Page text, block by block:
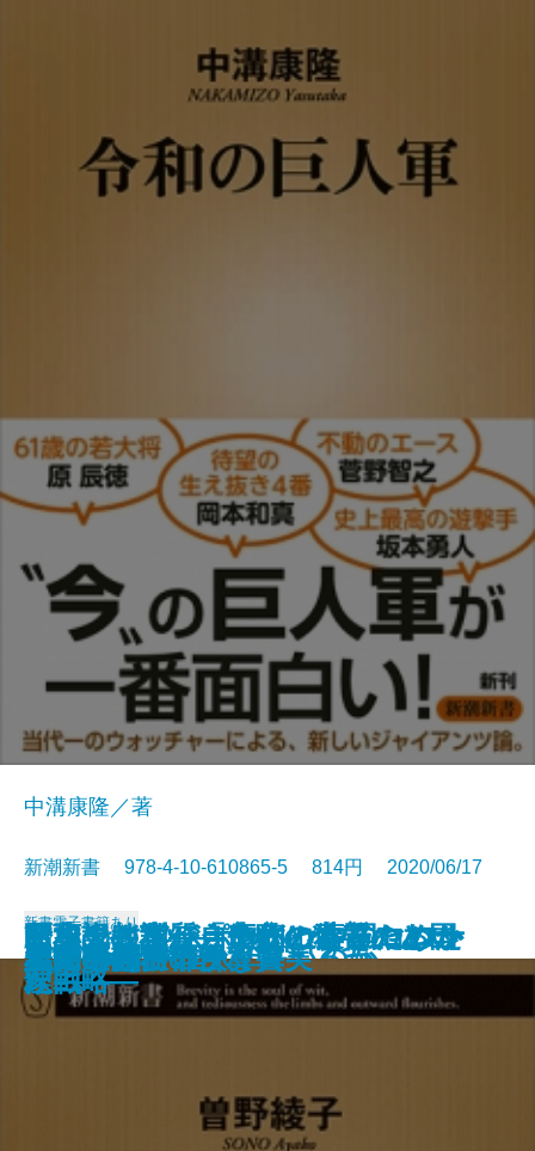
インサイドレポート 中国コロナ
の真相
自衛隊は市街戦を戦えるか
恥ずかしい人たち
国家の怠慢
番号は謎
日本人はなぜ自虐的になったのか
―占領とWGIP―
スマホ料金はなぜ高いのか
トヨタに学ぶ カイゼンのヒント
71
ヤバい選挙
令和の巨人軍
中溝康隆／著
新潮新書 978-4-10-610865-5 814円 2020/06/17
新書電子書籍あり
人間の義務
断薬記―私がうつ病の薬をやめた
理由―
美術展の不都合な真実
歴史の教訓―「失敗の本質」と国
家戦略―
バカの国
私の考え
昭和史の本質―良心と偽善のあい
だ―
人間の品性
「関ヶ原」の決算書
習近平vs.中国人